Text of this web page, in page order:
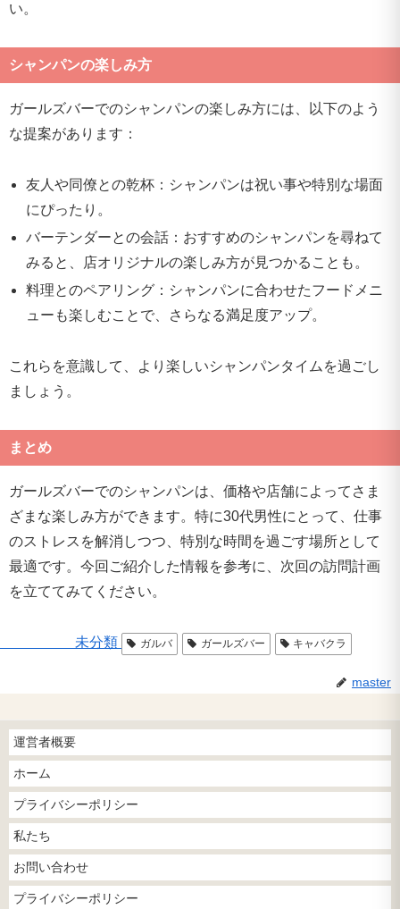
い。
シャンパンの楽しみ方
ガールズバーでのシャンパンの楽しみ方には、以下のよう
な提案があります：
友人や同僚との乾杯：シャンパンは祝い事や特別な場面
にぴったり。
バーテンダーとの会話：おすすめのシャンパンを尋ねて
みると、店オリジナルの楽しみ方が見つかることも。
料理とのペアリング：シャンパンに合わせたフードメニ
ューも楽しむことで、さらなる満足度アップ。
これらを意識して、より楽しいシャンパンタイムを過ごし
ましょう。
まとめ
ガールズバーでのシャンパンは、価格や店舗によってさま
ざまな楽しみ方ができます。特に30代男性にとって、仕事
のストレスを解消しつつ、特別な時間を過ごす場所として
最適です。今回ご紹介した情報を参考に、次回の訪問計画
を立ててみてください。
未分類 ガルバ ガールズバー キャバクラ
master
運営者概要
ホーム
プライバシーポリシー
私たち
お問い合わせ
プライバシーポリシー